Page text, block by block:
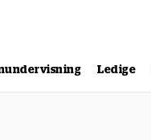
Ledige